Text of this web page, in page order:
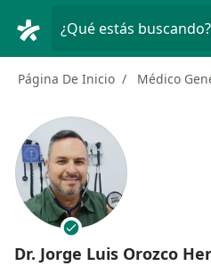
¿Qué estás buscando?
Página De Inicio Médico
Dr. Jorge Luis Orozco